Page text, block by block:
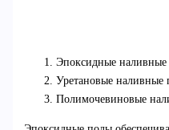
Эпоксидные
Уретановые наливные
Полимочевиновые